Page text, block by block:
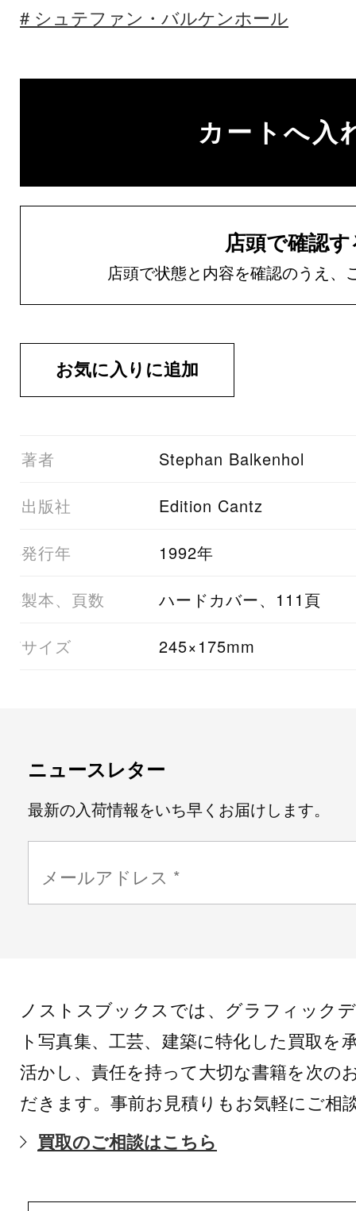
シュテファン・バルケンホール
店頭で確認
店頭で状態と内容を確認のうえ、
01著者 Stephan Balkenhol
03出版社 Edition Cantz
05発行年 1992年
06製本、頁数 ハードカバー、111頁
07サイズ 245×175mm
ニュースレター
最新の入荷情報をいち早くお届けします。
ノストスブックスでは、グラフィック
ト写真集、工芸、建築に特化した買取を
活かし、責任を持って大切な書籍を次の
だきます。事前お見積りもお気軽にご相
買取のご相談はこちら